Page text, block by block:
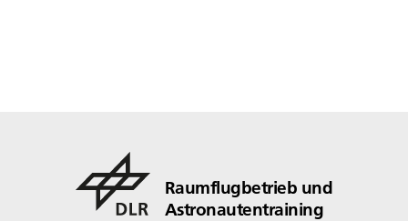
Raumflugbetrieb und
Astronautentraining